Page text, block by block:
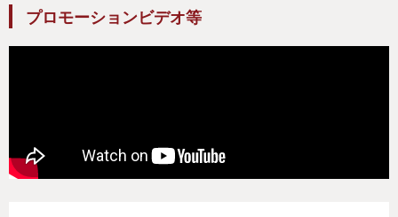
皆さんも、ぜひ「和階堂真の事件簿」を遊んだ後に
プロモーションビデオ等